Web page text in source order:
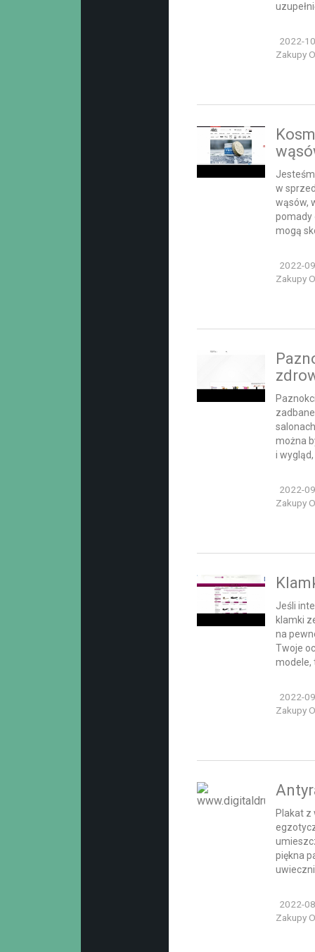
2022-
Zakupy
w
wąsów,
pomady
mogą
2022-
Zakupy
można
i
2022-
Zakupy
Jeśli
klamki
na
Twoje
modele,
2022-
Zakupy
Plakat z
piękna
2022-
Zakupy